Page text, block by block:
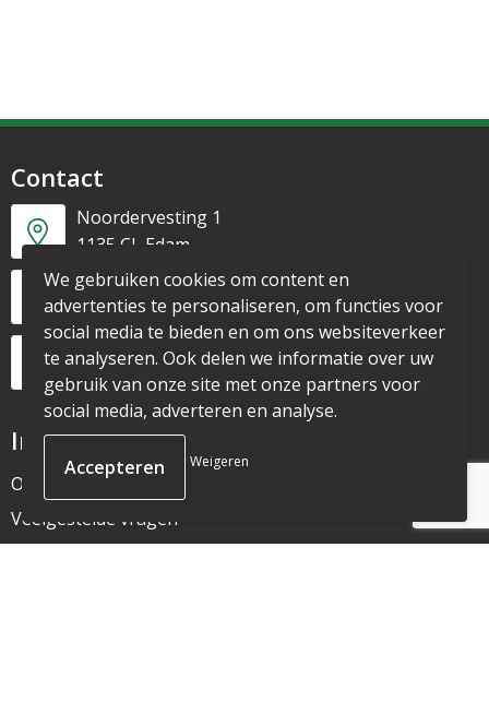
Contact
Noordervesting 1
1135 CL Edam
+31 6 53328087
info@mijnpromo.nl
Informatie
Over ons
Veelgestelde vragen
We gebruiken cookies om content en
advertenties te personaliseren, om functies voor
social media te bieden en om ons websiteverkeer
te analyseren. Ook delen we informatie over uw
gebruik van onze site met onze partners voor
social media, adverteren en analyse.
Weigeren